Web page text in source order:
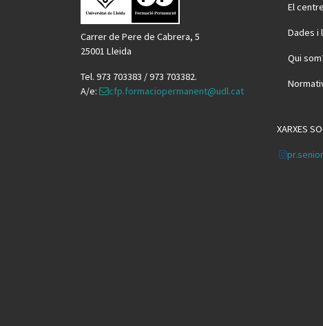
Carrer de Pere de Cabrera, 5
25001 Lleida
Tel. 973 703383 / 973 703382.
A/e:
cfp.formaciopermanent@udl.cat
El centre
Dades i
Qui
XARXES
pr.senior